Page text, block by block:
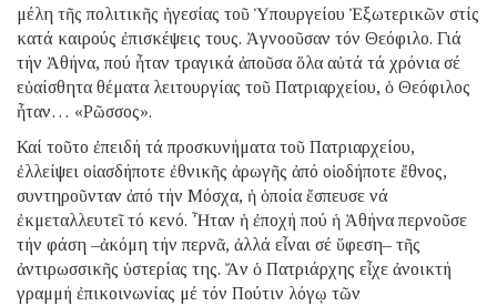
μέλη τῆς πολιτικῆς ἡγεσίας τοῦ Ὑπουργείου Ἐξωτερικῶν στίς
κατά καιρούς ἐπισκέψεις τους. Ἀγνοοῦσαν τόν Θεόφιλο. Γιά
τήν Ἀθήνα, πού ἦταν τραγικά ἀποῦσα ὅλα αὐτά τά χρόνια σέ
εὐαίσθητα θέματα λειτουργίας τοῦ Πατριαρχείου, ὁ Θεόφιλος
ἦταν… «Ρῶσσος».
Καί τοῦτο ἐπειδή τά προσκυνήματα τοῦ Πατριαρχείου,
ἐλλείψει οἱασδήποτε ἐθνικῆς ἀρωγῆς ἀπό οἱοδήποτε ἔθνος,
συντηροῦνταν ἀπό τήν Μόσχα, ἡ ὁποία ἔσπευσε νά
ἐκμεταλλευτεῖ τό κενό. Ἦταν ἡ ἐποχή πού ἡ Ἀθήνα περνοῦσε
τήν φάση –ἀκόμη τήν περνᾶ, ἀλλά εἶναι σέ ὕφεση– τῆς
ἀντιρωσσικῆς ὑστερίας της. Ἄν ὁ Πατριάρχης εἶχε ἀνοικτή
γραμμή ἐπικοινωνίας μέ τόν Πούτιν λόγῳ τῶν